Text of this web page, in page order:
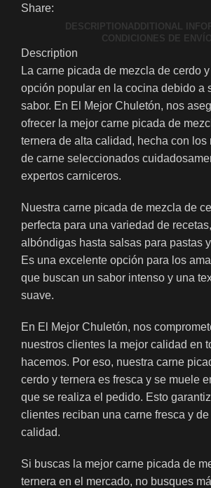
Share:
DESCRIPTION ADDITIONAL
CONDICIONES DE ENVÍO
Description
La carne picada de mezcla de cerdo
opción popular en la cocina debido a
sabor. En El Mejor Chuletón, nos
ofrecer la mejor carne picada de
ternera de alta calidad, hecha con los
de carne seleccionados
expertos carniceros.
Nuestra carne picada de mezcla de
perfecta para una variedad de
albóndigas hasta salsas para pastas
Es una excelente opción para los
que buscan un sabor intenso y una
suave.
En El Mejor Chuletón, nos
nuestros clientes la mejor calidad en
hacemos. Por eso, nuestra carne
cerdo y ternera es fresca y se muele
que se realiza el pedido. Esto
clientes reciban una carne fresca y
calidad.
Si buscas la mejor carne picada de
ternera en el mercado, no busques